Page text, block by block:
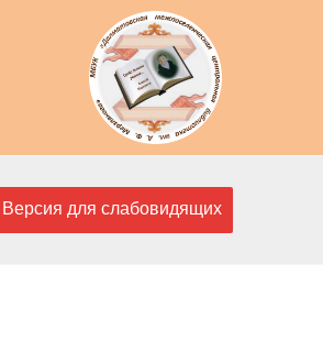
Версия для слабовидящих